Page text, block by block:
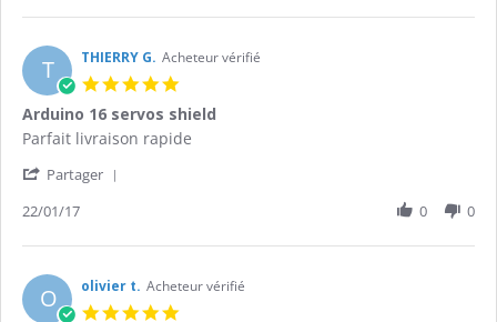
May
2018
Bastien
on
16
May
2018
T THIERRY G. Acheteur vérifié
rating
Arduino 16 servos shield
Review
THIERRY
on
Jan
2017
review
Arduino
servos
Parfait livraison rapide
Partager
THIERRY
on
22
22/01/17 0 0
O olivier t. Acheteur vérifié